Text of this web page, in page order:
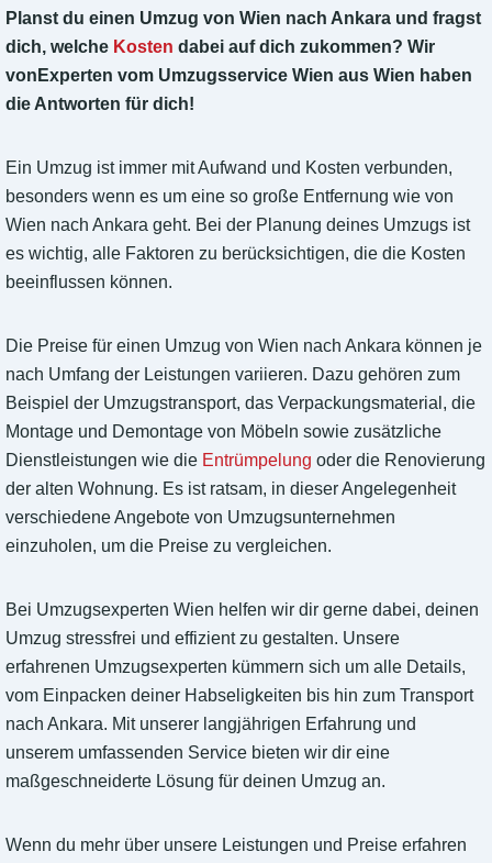
Planst du einen Umzug von Wien nach Ankara und fragst
dich, welche Kosten dabei auf dich zukommen? Wir
vonExperten vom Umzugsservice Wien aus Wien haben
die Antworten für dich!
Ein Umzug ist immer mit Aufwand und Kosten verbunden,
besonders wenn es um eine so große Entfernung wie von
Wien nach Ankara geht. Bei der Planung deines Umzugs ist
es wichtig, alle Faktoren zu berücksichtigen, die die Kosten
beeinflussen können.
Die Preise für einen Umzug von Wien nach Ankara können je
nach Umfang der Leistungen variieren. Dazu gehören zum
Beispiel der Umzugstransport, das Verpackungsmaterial, die
Montage und Demontage von Möbeln sowie zusätzliche
Dienstleistungen wie die Entrümpelung oder die Renovierung
der alten Wohnung. Es ist ratsam, in dieser Angelegenheit
verschiedene Angebote von Umzugsunternehmen
einzuholen, um die Preise zu vergleichen.
Bei Umzugsexperten Wien helfen wir dir gerne dabei, deinen
Umzug stressfrei und effizient zu gestalten. Unsere
erfahrenen Umzugsexperten kümmern sich um alle Details,
vom Einpacken deiner Habseligkeiten bis hin zum Transport
nach Ankara. Mit unserer langjährigen Erfahrung und
unserem umfassenden Service bieten wir dir eine
maßgeschneiderte Lösung für deinen Umzug an.
Wenn du mehr über unsere Leistungen und Preise erfahren